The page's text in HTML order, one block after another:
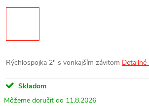
Rýchlospojka 2" s vonkajším závitom
Skladom
11.8.2026